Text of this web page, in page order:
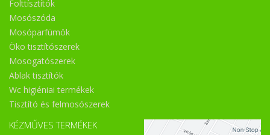
Folttísztítók
Mosószóda
Mosóparfümök
Öko tisztítószerek
Mosogatószerek
Ablak tisztítók
Wc higiéniai termékek
Tisztító és felmosószerek
KÉZMŰVES TERMÉKEK